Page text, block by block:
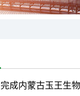
完成内蒙古玉王生